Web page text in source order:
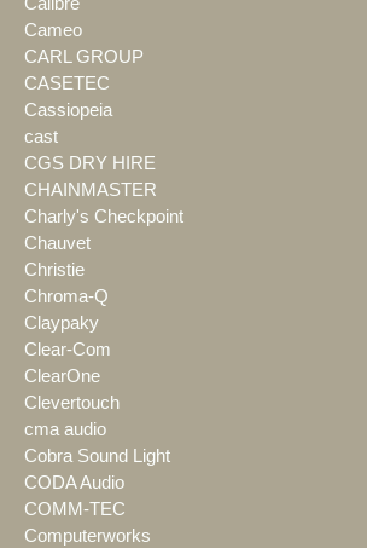
Cameo
CARL GROUP
CASETEC
Cassiopeia
cast
CGS DRY HIRE
CHAINMASTER
Charly's Checkpoint
Chauvet
Christie
Chroma-Q
Claypaky
Clear-Com
ClearOne
Clevertouch
cma audio
Cobra Sound Light
CODA Audio
COMM-TEC
Computerworks